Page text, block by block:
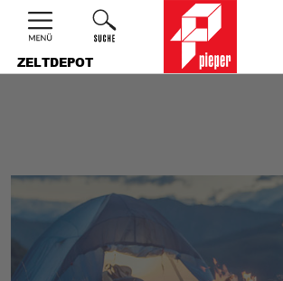
ZELTDEPOT